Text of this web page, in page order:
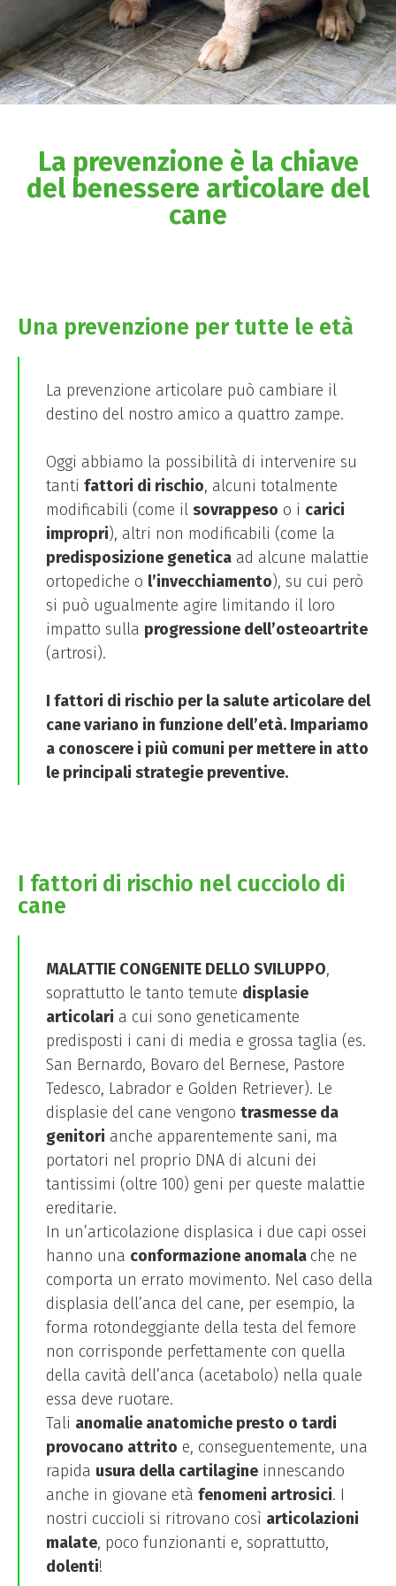
La prevenzione è la chiave
del benessere articolare del
cane
Una prevenzione per tutte le età
La prevenzione articolare può cambiare il
destino del nostro amico a quattro zampe.
Oggi abbiamo la possibilità di intervenire su
tanti fattori di rischio, alcuni totalmente
modificabili (come il sovrappeso o i carici
impropri), altri non modificabili (come la
predisposizione genetica ad alcune malattie
ortopediche o l’invecchiamento), su cui però
si può ugualmente agire limitando il loro
impatto sulla progressione dell’osteoartrite
(artrosi).
I fattori di rischio per la salute articolare del
cane variano in funzione dell’età. Impariamo
a conoscere i più comuni per mettere in atto
le principali strategie preventive.
I fattori di rischio nel cucciolo di
cane
MALATTIE CONGENITE DELLO SVILUPPO,
soprattutto le tanto temute displasie
articolari a cui sono geneticamente
predisposti i cani di media e grossa taglia (es.
San Bernardo, Bovaro del Bernese, Pastore
Tedesco, Labrador e Golden Retriever). Le
displasie del cane vengono trasmesse da
genitori anche apparentemente sani, ma
portatori nel proprio DNA di alcuni dei
tantissimi (oltre 100) geni per queste malattie
ereditarie.
In un’articolazione displasica i due capi ossei
hanno una conformazione anomala che ne
comporta un errato movimento. Nel caso della
displasia dell’anca del cane, per esempio, la
forma rotondeggiante della testa del femore
non corrisponde perfettamente con quella
della cavità dell’anca (acetabolo) nella quale
essa deve ruotare.
Tali anomalie anatomiche presto o tardi
provocano attrito e, conseguentemente, una
rapida usura della cartilagine innescando
anche in giovane età fenomeni artrosici. I
nostri cuccioli si ritrovano così articolazioni
malate, poco funzionanti e, soprattutto,
dolenti!